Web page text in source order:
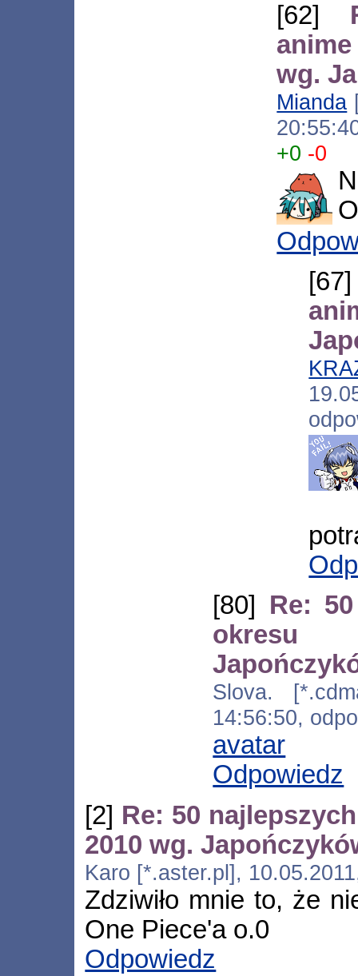
[62]
wg.
Mianda
+0 -0
[80] Re:
okresu
Slova.
14:56:50,
avatar
Odpowiedz
[2] Re: 50
2010 wg.
Karo [*.aster.pl],
Zdziwiło mnie to, że
One Piece'a o.0
Odpowiedz